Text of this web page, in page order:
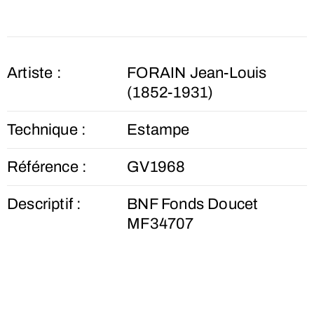
Artiste :
FORAIN Jean-Louis
(1852-1931)
Technique : Estampe
Référence : GV1968
Descriptif :
BNF Fonds Doucet
MF34707